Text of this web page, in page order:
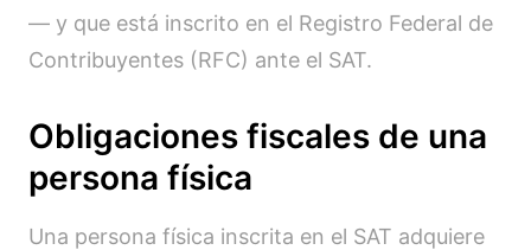
— y que está inscrito en el Registro Federal de
Contribuyentes (RFC) ante el SAT.
Obligaciones fiscales de una
persona física
Una persona física inscrita en el SAT adquiere